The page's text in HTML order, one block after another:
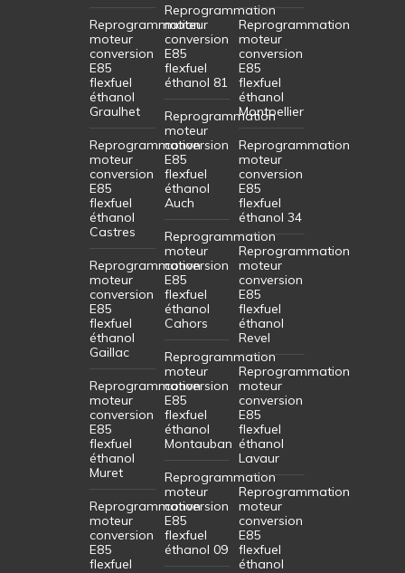
Reprogrammation
moteur
conversion
E85
flexfuel
éthanol
Graulhet
Reprogrammation
moteur
conversion
E85
flexfuel
éthanol
Castres
Reprogrammation
moteur
conversion
E85
flexfuel
éthanol
Gaillac
Reprogrammation
moteur
conversion
E85
flexfuel
éthanol
Muret
Reprogrammation
moteur
conversion
E85
flexfuel
Reprogrammation
moteur
conversion
E85
flexfuel
éthanol 81
Reprogrammation
moteur
conversion
E85
flexfuel
éthanol
Auch
Reprogrammation
moteur
conversion
E85
flexfuel
éthanol
Cahors
Reprogrammation
moteur
conversion
E85
flexfuel
éthanol
Montauban
Reprogrammation
moteur
conversion
E85
flexfuel
éthanol 09
Reprogrammation
moteur
conversion
E85
flexfuel
éthanol
Montpellier
Reprogrammation
moteur
conversion
E85
flexfuel
éthanol 34
Reprogrammation
moteur
conversion
E85
flexfuel
éthanol
Revel
Reprogrammation
moteur
conversion
E85
flexfuel
éthanol
Lavaur
Reprogrammation
moteur
conversion
E85
flexfuel
éthanol